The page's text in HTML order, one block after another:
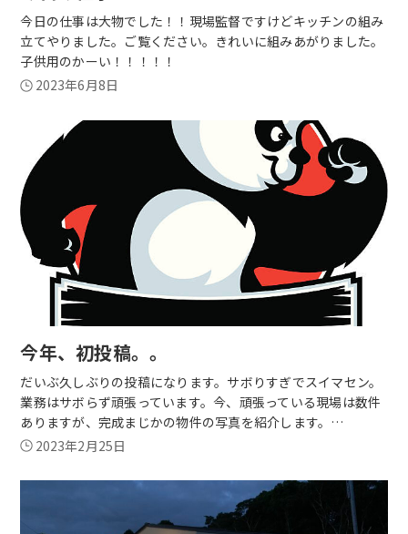
今日の仕事は大物でした！！現場監督ですけどキッチンの組み
立てやりました。ご覧ください。きれいに組みあがりました。
子供用のかーい！！！！！
2023年6月8日
今年、初投稿。。
だいぶ久しぶりの投稿になります。サボりすぎでスイマセン。
業務はサボらず頑張っています。今、頑張っている現場は数件
ありますが、完成まじかの物件の写真を紹介します。…
2023年2月25日